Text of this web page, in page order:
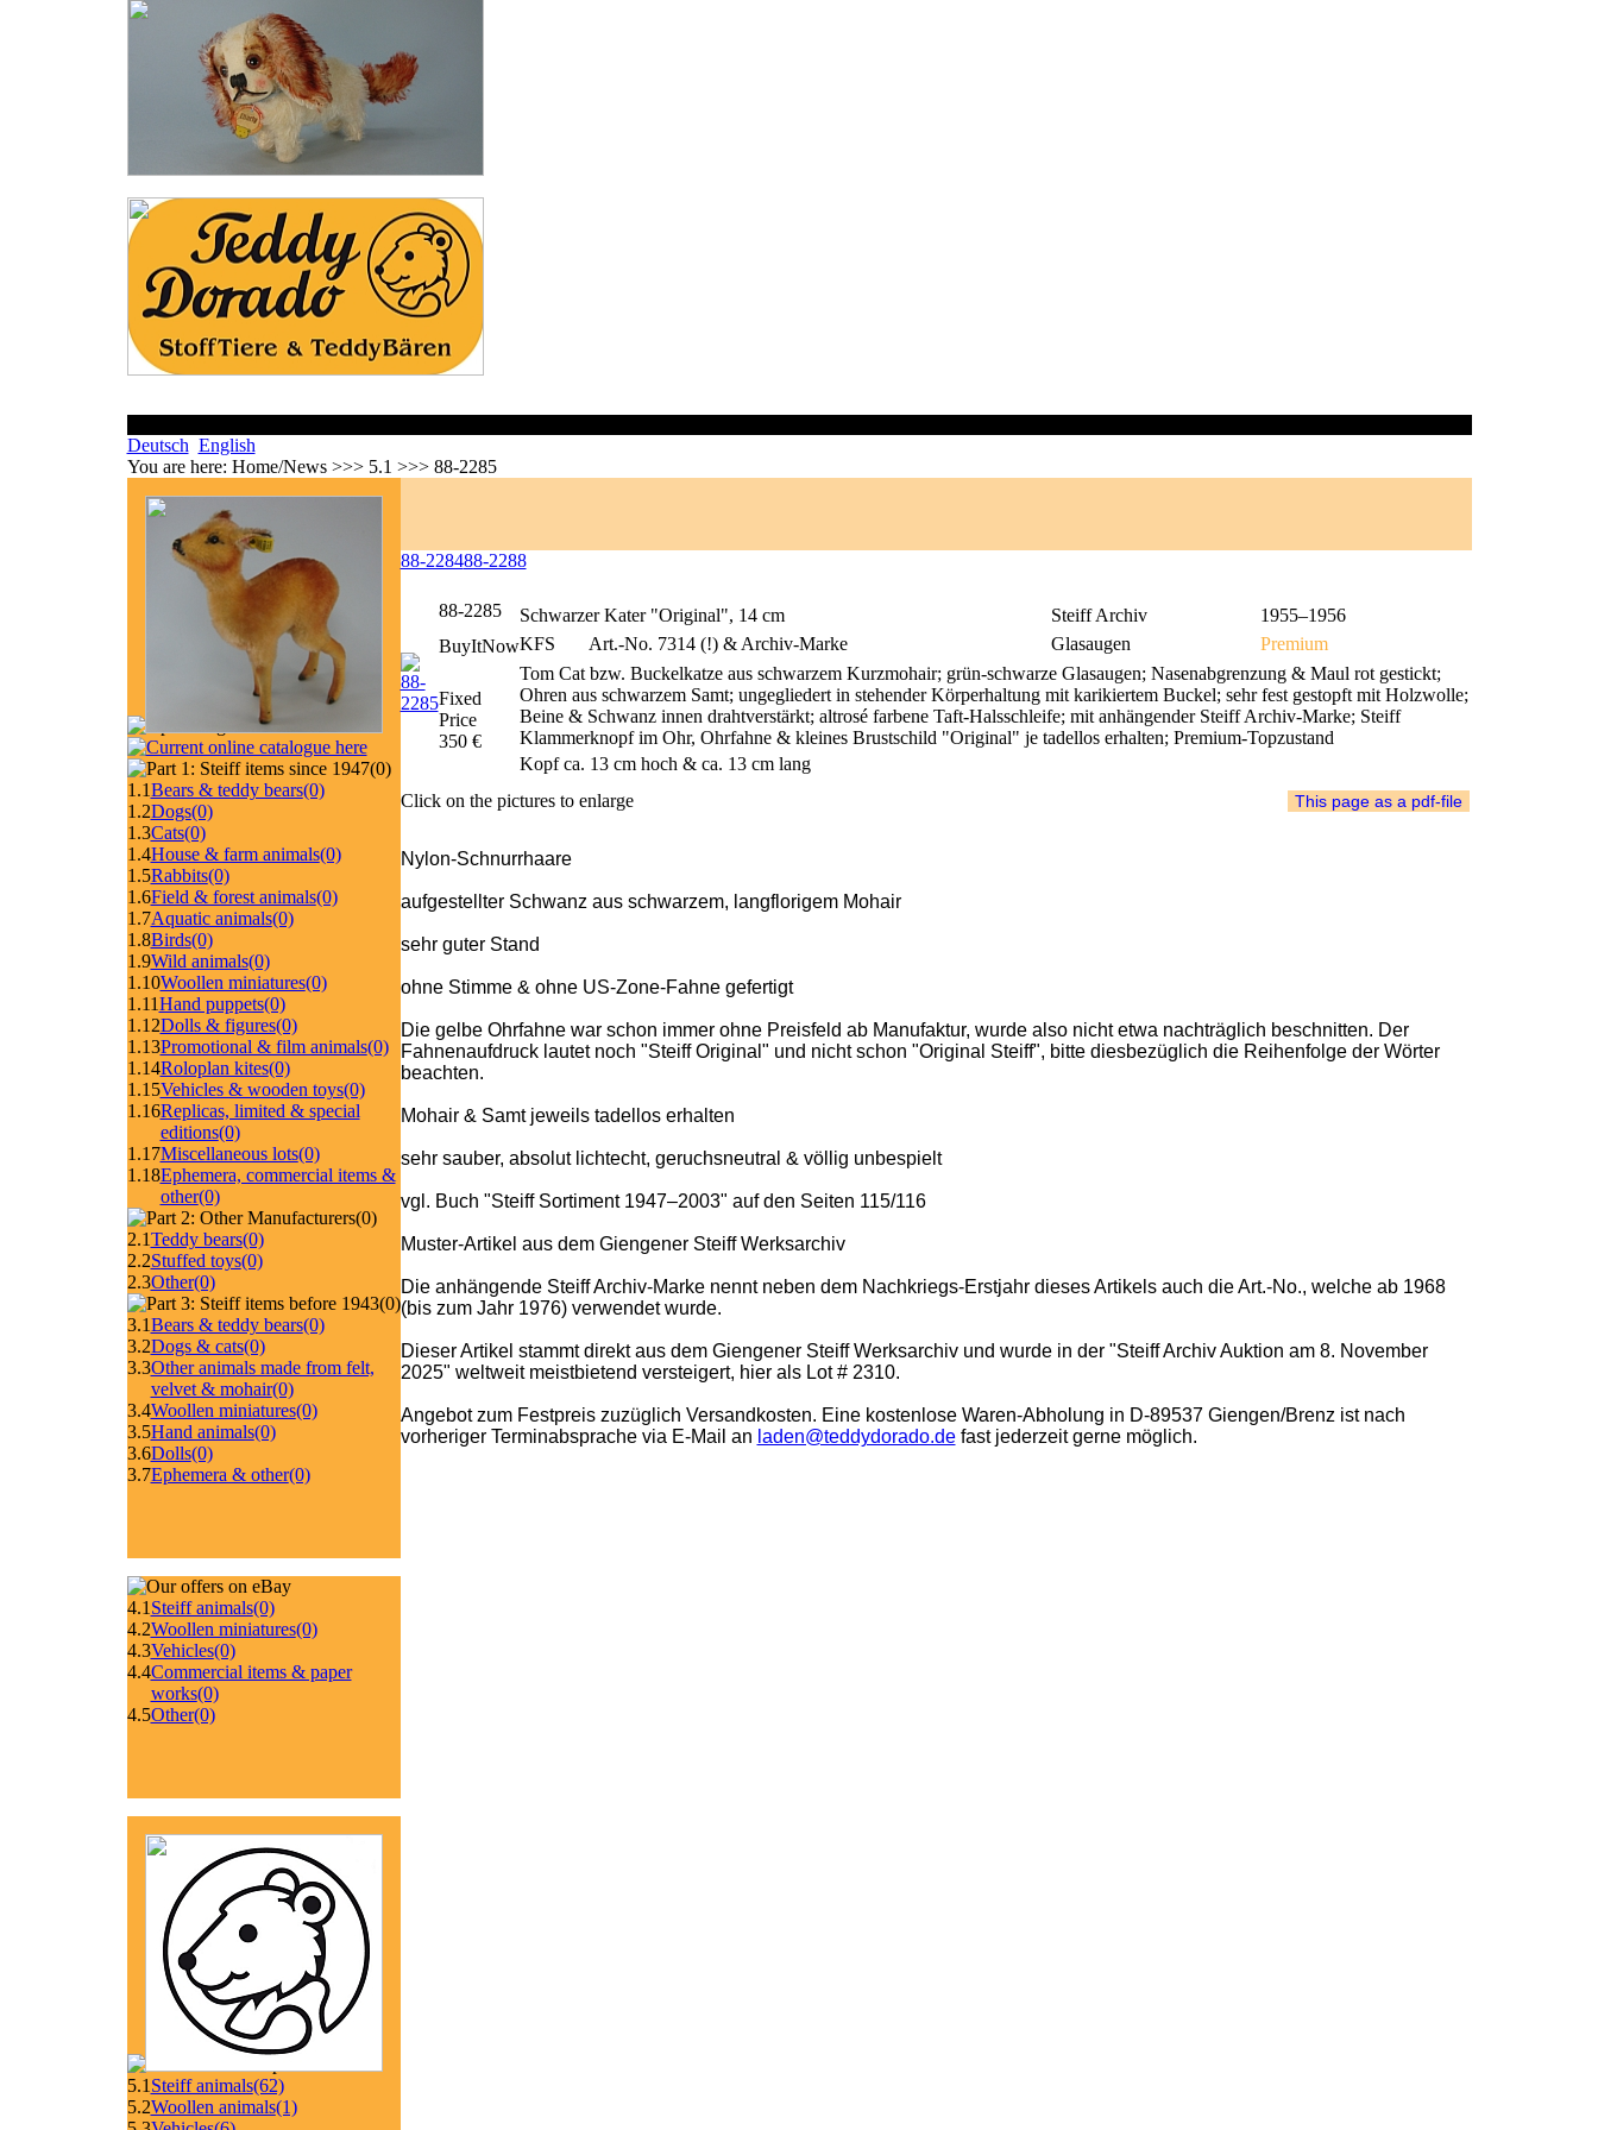
Deutsch English
You are here: Home/News >>> 5.1 >>> 88-2285
(0)
1.1Bears & teddy bears(0)
1.2Dogs(0)
1.3Cats(0)
1.4House & farm animals(0)
1.5Rabbits(0)
1.6Field & forest animals(0)
1.7Aquatic animals(0)
1.8Birds(0)
1.9Wild animals(0)
1.10Woollen miniatures(0)
1.11Hand puppets(0)
1.12Dolls & figures(0)
1.13Promotional & film animals(0)
1.14Roloplan kites(0)
1.15Vehicles & wooden toys(0)
1.16Replicas, limited & special
editions(0)
1.17Miscellaneous lots(0)
1.18Ephemera, commercial items &
other(0)
(0)
2.1Teddy bears(0)
2.2Stuffed toys(0)
2.3Other(0)
(0)
3.1Bears & teddy bears(0)
3.2Dogs & cats(0)
3.3Other animals made from felt,
velvet & mohair(0)
3.4Woollen miniatures(0)
3.5Hand animals(0)
3.6Dolls(0)
3.7Ephemera & other(0)
4.1 Steiff animals(0)
4.2Woollen miniatures(0)
4.3Vehicles(0)
4.4Commercial items & paper
works(0)
4.5Other(0)
5.1 Steiff animals(62)
5.2Woollen animals(1)
88-228488-2288
88-2285 Schwarzer Kater "Original", 14 cm Steiff Archiv
1955–1956
KFS
Art.-No. 7314 (!) & Archiv-Marke Glasaugen
Premium
Tom Cat bzw. Buckelkatze aus schwarzem Kurzmohair; grün-schwarze Glasaugen; Nasenabgrenzung & Maul rot gestickt;
Ohren aus schwarzem Samt; ungegliedert in stehender Körperhaltung mit karikiertem Buckel; sehr fest gestopft mit Holzwolle;
Beine & Schwanz innen drahtverstärkt; altrosé farbene Taft-Halsschleife; mit anhängender Steiff Archiv-Marke; Steiff
Klammerknopf im Ohr, Ohrfahne & kleines Brustschild "Original" je tadellos erhalten; Premium-Topzustand
Kopf ca. 13 cm hoch & ca. 13 cm lang
BuyItNow
Fixed
Price
350 €
Click on the pictures to enlarge
Nylon-Schnurrhaare
aufgestellter Schwanz aus schwarzem, langflorigem Mohair
sehr guter Stand
ohne Stimme & ohne US-Zone-Fahne gefertigt
Die gelbe Ohrfahne war schon immer ohne Preisfeld ab Manufaktur, wurde also nicht etwa nachträglich beschnitten. Der
Fahnenaufdruck lautet noch "Steiff Original" und nicht schon "Original Steiff", bitte diesbezüglich die Reihenfolge der Wörter
beachten.
Mohair & Samt jeweils tadellos erhalten
sehr sauber, absolut lichtecht, geruchsneutral & völlig unbespielt
vgl. Buch "Steiff Sortiment 1947–2003" auf den Seiten 115/116
Muster-Artikel aus dem Giengener Steiff Werksarchiv
Die anhängende Steiff Archiv-Marke nennt neben dem Nachkriegs-Erstjahr dieses Artikels auch die Art.-No., welche ab 1968
(bis zum Jahr 1976) verwendet wurde.
Dieser Artikel stammt direkt aus dem Giengener Steiff Werksarchiv und wurde in der "Steiff Archiv Auktion am 8. November
2025" weltweit meistbietend versteigert, hier als Lot # 2310.
Angebot zum Festpreis zuzüglich Versandkosten. Eine kostenlose Waren-Abholung in D-89537 Giengen/Brenz ist nach
vorheriger Terminabsprache via E-Mail an laden@teddydorado.defast jederzeit gerne möglich.